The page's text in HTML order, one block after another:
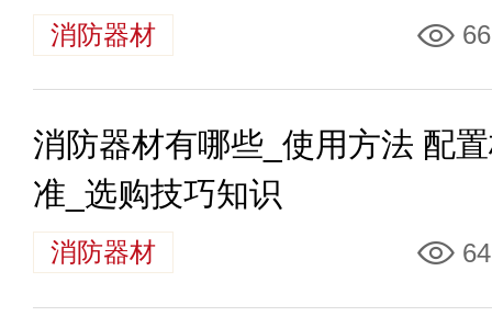
消防器材
消防器材有哪些_使用方法 配
准_选购技巧知识
消防器材